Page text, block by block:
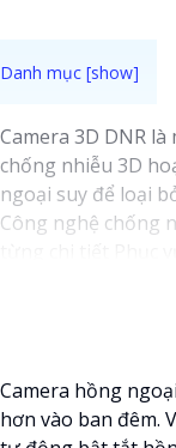
Camera 3D DNR
chống nhiễu 3D
ngoại suy để loại
Công nghệ chống
nét, rõ ràng và
Với tính năng
quan sát được
Trang bị cao cấp
dàng và chính xác
Camera hồng
hơn vào ban đêm.